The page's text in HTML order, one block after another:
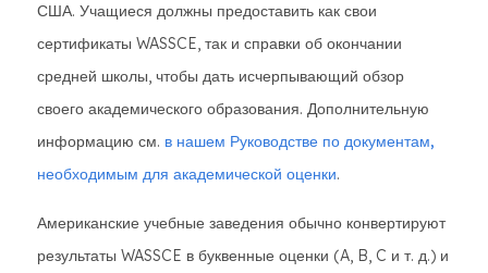
США. Учащиеся должны предоставить как свои
сертификаты WASSCE, так и справки об окончании
средней школы, чтобы дать исчерпывающий обзор
своего академического образования. Дополнительную
информацию см. в нашем Руководстве по документам,
необходимым для академической оценки.
Американские учебные заведения обычно конвертируют
результаты WASSCE в буквенные оценки (A, B, C и т. д.) и